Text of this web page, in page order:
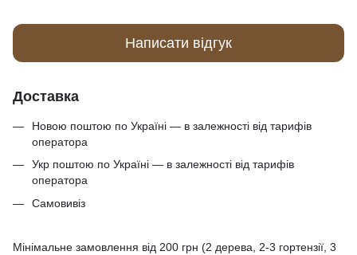
Написати відгук
Доставка
Новою поштою по Україні — в залежності від тарифів
оператора
Укр поштою по Україні — в залежності від тарифів
оператора
Самовивіз
Мінімальне замовлення від 200 грн (2 дерева, 2-3 гортензії, 3